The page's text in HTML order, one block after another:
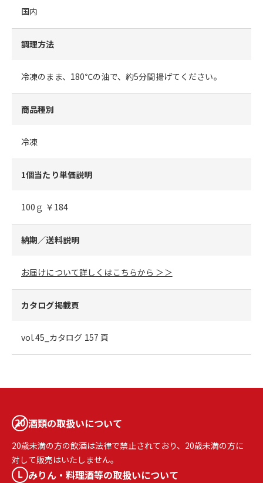
国内
調理方法
冷凍のまま、180℃の油で、約5分間揚げてください。
商品種別
冷凍
1個当たり単価説明
100ｇ ￥184
納期／送料説明
お届けについて詳しくはこちらから ＞＞
カタログ掲載頁
vol.45_カタログ 157 頁
酒類の取扱いについて
20歳未満の方の飲酒は法律で禁止されており、20歳未満の方に
対して販売はいたしません。
みりん・料理酒等の取扱いについて